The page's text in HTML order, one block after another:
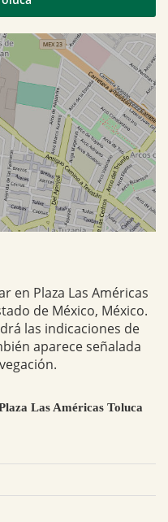
en Plaza Las Américas
de México, México.
las indicaciones de
aparece señalada
Las Américas Toluca